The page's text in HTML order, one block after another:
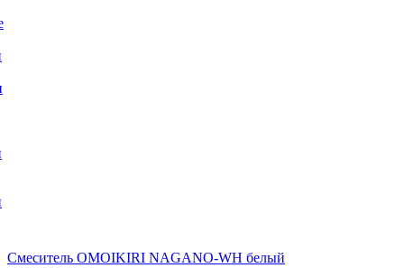
Смеситель OMOIKIRI NAGANO-WH белый